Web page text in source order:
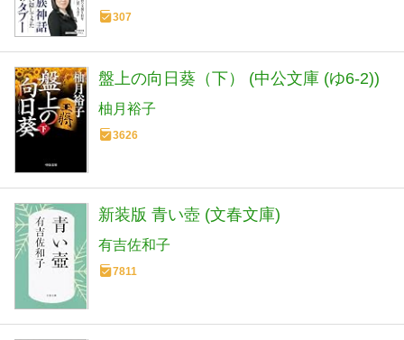
307
盤上の向日葵（下） (中公文庫 (ゆ6-2))
柚月裕子
3626
新装版 青い壺 (文春文庫)
有吉佐和子
7811